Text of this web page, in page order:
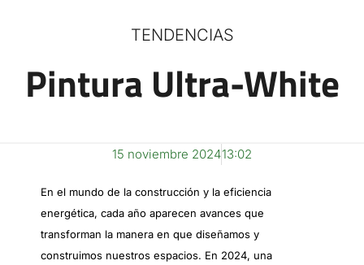
TENDENCIAS
Pintura Ultra-White
15 noviembre 202413:02
En el mundo de la construcción y la eficiencia
energética, cada año aparecen avances que
transforman la manera en que diseñamos y
construimos nuestros espacios. En 2024, una